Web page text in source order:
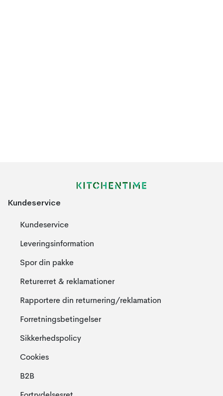
Kundeservice
Kundeservice
Leveringsinformation
Spor din pakke
Returerret & reklamationer
Rapportere din returnering/reklamation
Forretningsbetingelser
Sikkerhedspolicy
Cookies
B2B